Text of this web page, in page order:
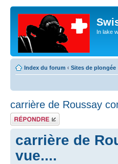
In lake
Index du forum ‹ Sites de plongée
carrière de Roussay
Répondre
carrière de
vue....